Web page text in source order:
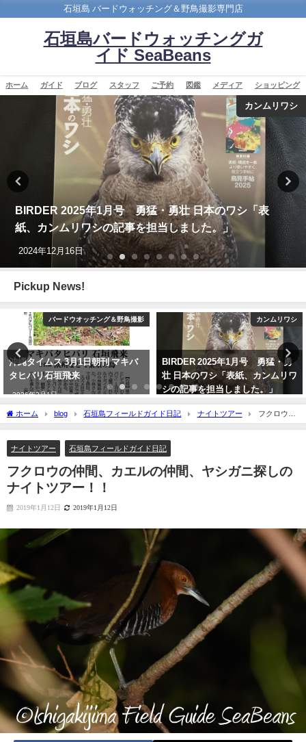
石垣島 バードウォッチング＆野鳥撮影専門店
石垣島バードウォッチングガ
イド SeaBeans
ホーム ガイド ブログ スタッフ ご予約 図鑑 メディア ショッピング
ショッピング
改訂版 石垣島の野鳥図鑑
2026年5月28日
Pickup News!
カンムリワシ
BIRDER 2025年1月号 勇猛・勇
壮 日本のワシ「表紙、カンムリワ
シの記事を担当しました。」
バードウオッチング＆野鳥撮影
沖縄タイムス朝刊「珍鳥 石垣に
チベットウタツグミ／国内で初確
認」
ホーム blog 石垣島フィールドガイド日記 ナイトツアー
フクロウの
仲間、カエルの仲間、ヤシガニ探しのナイトツアー！！
ナイトツアー 石垣島フィールドガイド日記
フクロウの仲間、カエルの仲間、ヤシガニ探しの
ナイトツアー！！
2019年1月12日 2019年1月12日